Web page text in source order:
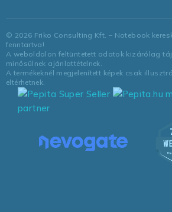
© 2026 Friko Consulting Kft. – Notebook
fenntartva!
A weboldalon feltüntetett adatok kizárólag
minősülnek ajánlattételnek.
A termékeknél megjelenített képek csak
eltérhetnek.
partner